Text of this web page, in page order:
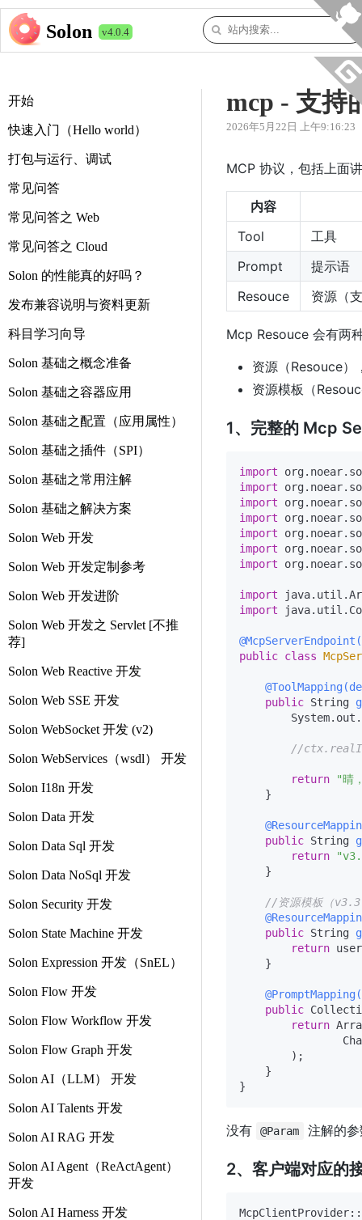
Solon v4.0.4
开始
快速入门（Hello world）
打包与运行、调试
常见问答
常见问答之 Web
常见问答之 Cloud
Solon 的性能真的好吗？
发布兼容说明与资料更新
科目学习向导
Solon 基础之概念准备
Solon 基础之容器应用
Solon 基础之配置（应用属性）
Solon 基础之插件（SPI）
Solon 基础之常用注解
Solon 基础之解决方案
Solon Web 开发
Solon Web 开发定制参考
Solon Web 开发进阶
Solon Web 开发之 Servlet [不推
荐]
Solon Web Reactive 开发
Solon Web SSE 开发
Solon WebSocket 开发 (v2)
Solon WebServices（wsdl） 开发
Solon I18n 开发
Solon Data 开发
Solon Data Sql 开发
Solon Data NoSql 开发
Solon Security 开发
Solon State Machine 开发
Solon Expression 开发（SnEL）
Solon Flow 开发
Solon Flow Workflow 开发
Solon Flow Graph 开发
Solon AI（LLM） 开发
Solon AI Talents 开发
Solon AI RAG 开发
Solon AI Agent（ReActAgent）
开发
Solon AI Harness 开发
mcp - 支持
2026年5月22日 上午9:16:23
MCP 协议，包括上面
内容
Tool
工具
Prompt
提示语
Resouce
资源（
Mcp Resouce 会有两
资源（Resouce）
资源模板（
1、完整的 Mcp
import
import
import
import
import
import
import
import
import
public class
public String
//
return
"晴
    }
public String
return
    }
//资源模板（
public String
return
    }
public
return
        );
    }
没有 @Param 注解的
2、客户端对应的